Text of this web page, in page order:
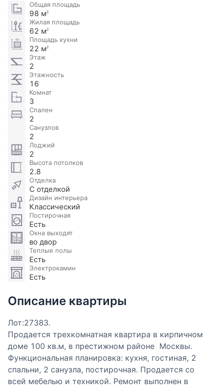
Общая площадь
98 м2
Жилая площадь
62 м2
Площадь кухни
22 м2
Этаж
2
Этажность
16
Комнат
3
Спален
2
Санузлов
2
Лоджий
2
Высота потолков
2.8
Отделка
С отделкой
Дизайн интерьера
Классический
Постирочная
Есть
Окна выходят
во двор
Теплые полы
Есть
Электрокамин
Есть
Описание квартиры
Лот:27383.
Продается трехкомнатная квартира в кирпичном
доме 100 кв.м, в престижном районе Москвы.
Функциональная планировка: кухня, гостиная, 2
спальни, 2 санузла, постирочная. Продается со
всей мебелью и техникой. Ремонт выполнен в